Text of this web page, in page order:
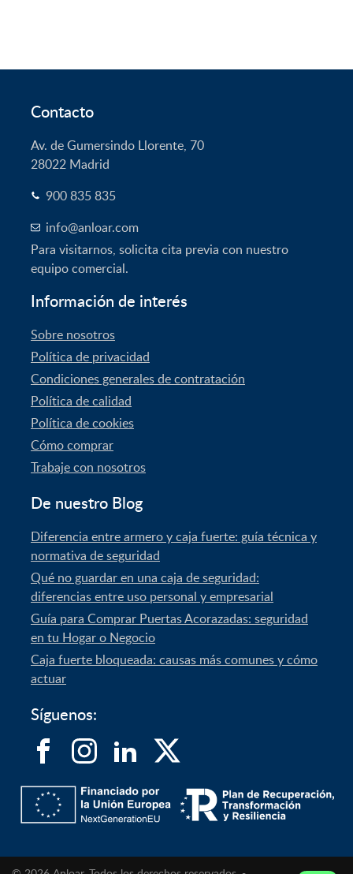
Contacto
Av. de Gumersindo Llorente, 70
28022 Madrid
900 835 835
info@anloar.com
Para visitarnos, solicita cita previa con nuestro
equipo comercial.
Información de interés
Sobre nosotros
Política de privacidad
Condiciones generales de contratación
Política de calidad
Política de cookies
Cómo comprar
Trabaje con nosotros
De nuestro Blog
Diferencia entre armero y caja fuerte: guía técnica y
normativa de seguridad
Qué no guardar en una caja de seguridad:
diferencias entre uso personal y empresarial
Guía para Comprar Puertas Acorazadas: seguridad
en tu Hogar o Negocio
Caja fuerte bloqueada: causas más comunes y cómo
actuar
Síguenos: